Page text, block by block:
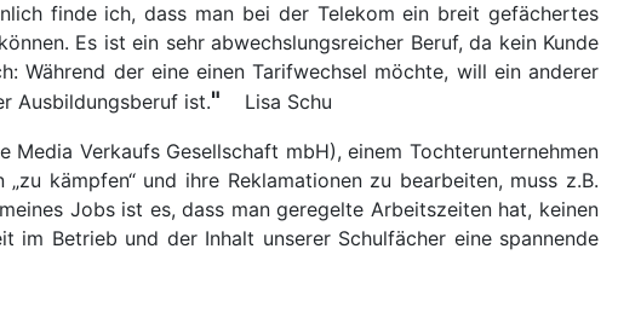
finde ich, dass man bei der Telekom ein breit gefächertes
Es ist ein sehr abwechslungsreicher Beruf, da kein Kunde
Während der eine einen Tarifwechsel möchte, will ein anderer
Ausbildungsberuf ist." Lisa Schu
Verkaufs Gesellschaft mbH), einem Tochterunternehmen
kämpfen“ und ihre Reklamationen zu bearbeiten, muss z.B.
Jobs ist es, dass man geregelte Arbeitszeiten hat, keinen
Betrieb und der Inhalt unserer Schulfächer eine spannende